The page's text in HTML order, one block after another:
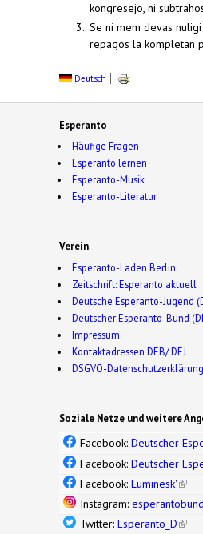
kongresejo, ni
Se ni mem devas
repagos la kompletan
Deutsch
Esperanto
Häufige Fragen
Esperanto lernen
Esperanto-Musik
Esperanto-Literatur
Verein
Esperanto-Laden Berlin
Zeitschrift: Esperanto aktuell
Deutsche Esperanto-Jugend
Deutscher Esperanto-Bund
Impressum
Kontaktadressen DEB/ DEJ
DSGVO-Datenschutzerklärung
Soziale Netze und weitere
Facebook: Deutscher
Facebook: Deutscher
Facebook: Luminesk'(link
Instagram: esperantobund
Twitter: Esperanto_D(link